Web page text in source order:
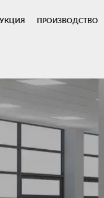
ПРОИЗВОДСТВО